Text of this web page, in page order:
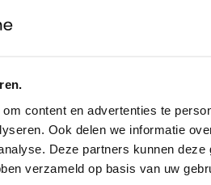
content en advertenties te
Ook delen we informatie
Deze partners kunnen
verzameld op basis van uw